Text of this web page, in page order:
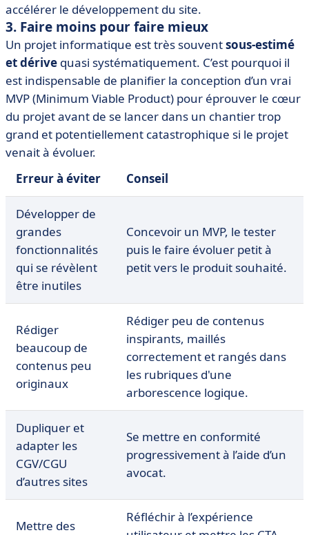
accélérer le développement du site.
3. Faire moins pour faire mieux
Un projet informatique est très souventsous-estimé
et dérive quasi systématiquement. C’est pourquoi il
est indispensable de planifier la conception d’un vrai
MVP (Minimum Viable Product) pour éprouver le cœur
du projet avant de se lancer dans un chantier trop
grand et potentiellement catastrophique si le projet
venait à évoluer.
Erreur à éviter
Conseil
Développer de
grandes
fonctionnalités
qui se révèlent
être inutiles
Concevoir un MVP, le tester
puis le faire évoluer petit à
petit vers le produit souhaité.
Rédiger
beaucoup de
contenus peu
originaux
Rédiger peu de contenus
inspirants, maillés
correctement et rangés dans
les rubriques d'une
arborescence logique.
Dupliquer et
adapter les
CGV/CGU
d’autres sites
Se mettre en conformité
progressivement à l’aide d’un
avocat.
Mettre des
Réfléchir à l’expérience